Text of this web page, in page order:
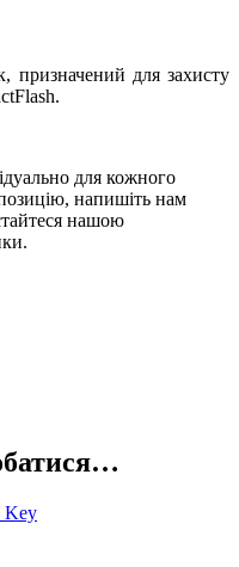
призначений для захисту
для кожного
напишіть нам
нашою